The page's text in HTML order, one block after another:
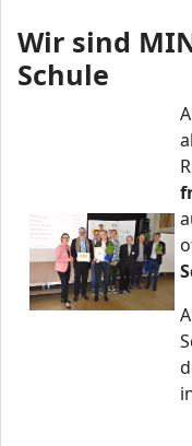
Wir sind
Schule